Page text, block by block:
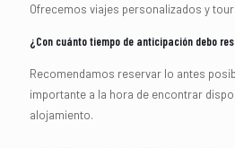
Ofrecemos viajes personalizados y
¿Con cuánto tiempo de anticipación debo
Recomendamos reservar lo antes
importante a la hora de encontrar
alojamiento.